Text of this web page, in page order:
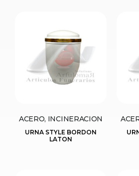
ACERO, INCINERACION
URNA STYLE BORDON
LATON